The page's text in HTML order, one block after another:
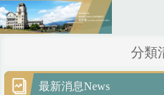
跳
到
內
容
分類
最新消息News